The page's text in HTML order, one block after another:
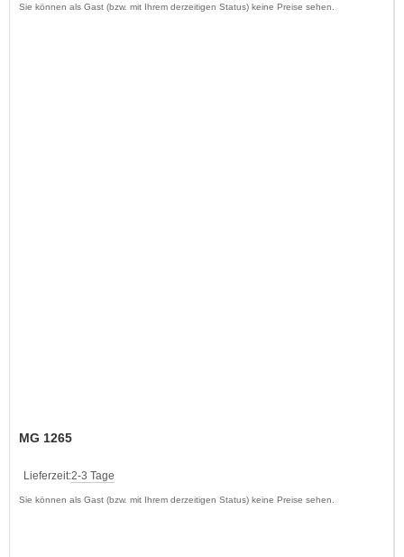
Sie können als Gast (bzw. mit Ihrem derzeitigen Status) keine Preise sehen.
MG 1265
Lieferzeit:2-3 Tage
Sie können als Gast (bzw. mit Ihrem derzeitigen Status) keine Preise sehen.